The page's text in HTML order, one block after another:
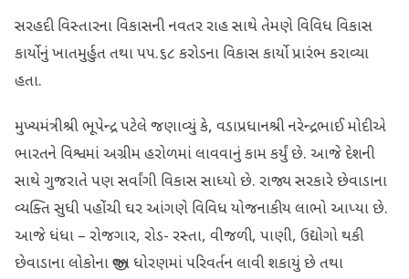
સરહદી વિસ્તારના વિકાસની નવતર રાહ સાથે તેમણે વિવિધ વિકાસ
કાર્યોનું ખાતમુર્હુત તથા ૫૫.૬૮ કરોડના વિકાસ કાર્યો પ્રારંભ કરાવ્યા
હતા.
મુખ્યમંત્રીશ્રી ભૂપેન્દ્ર પટેલે જણાવ્યું કે, વડાપ્રધાનશ્રી નરેન્દ્રભાઈ મોદીએ
ભારતને વિશ્વમાં અગ્રીમ હરોળમાં લાવવાનું કામ કર્યું છે. આજે દેશની
સાથે ગુજરાતે પણ સર્વાંગી વિકાસ સાધ્યો છે. રાજ્ય સરકારે છેવાડાના
વ્યક્તિ સુધી પહોંચી ઘર આંગણે વિવિધ યોજનાકીય લાભો આપ્યા છે.
આજે ધંધા – રોજગાર, રોડ- રસ્તા, વીજળી, પાણી, ઉદ્યોગો થકી
છેવાડાના લોકોના જીવન ધોરણમાં પરિવર્તન લાવી શકાયું છે તથા